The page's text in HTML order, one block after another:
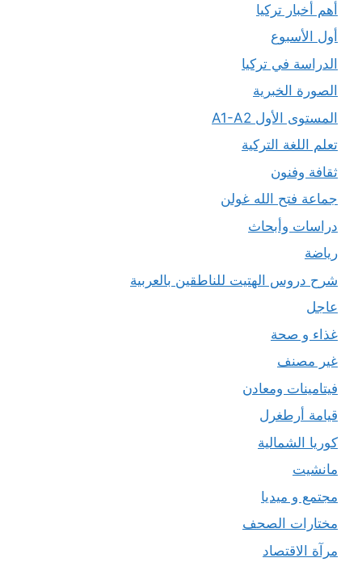
أهم أخبار تركيا
أول الأسبوع
الدراسة في تركيا
الصورة الخبرية
المستوى الأول A1-A2
تعلم اللغة التركية
ثقافة وفنون
جماعة فتح الله غولن
دراسات وأبحاث
رياضة
شرح دروس الهتيت للناطقين بالعربية
عاجل
غذاء و صحة
غير مصنف
فيتامينات ومعادن
قيامة أرطغرل
كوريا الشمالية
مانشيت
مجتمع و ميديا
مختارات الصحف
مرآة الاقتصاد